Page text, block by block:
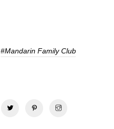
#Mandarin Family Club